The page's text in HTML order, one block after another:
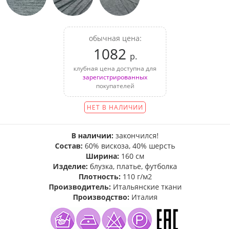
обычная цена:
1082 р.
клубная цена доступна для
зарегистрированных
покупателей
НЕТ В НАЛИЧИИ
В наличии: закончился!
Состав: 60% вискоза, 40% шерсть
Ширина: 160 см
Изделие: блузка, платье, футболка
Плотность: 110 г/м2
Производитель: Итальянские ткани
Производство: Италия